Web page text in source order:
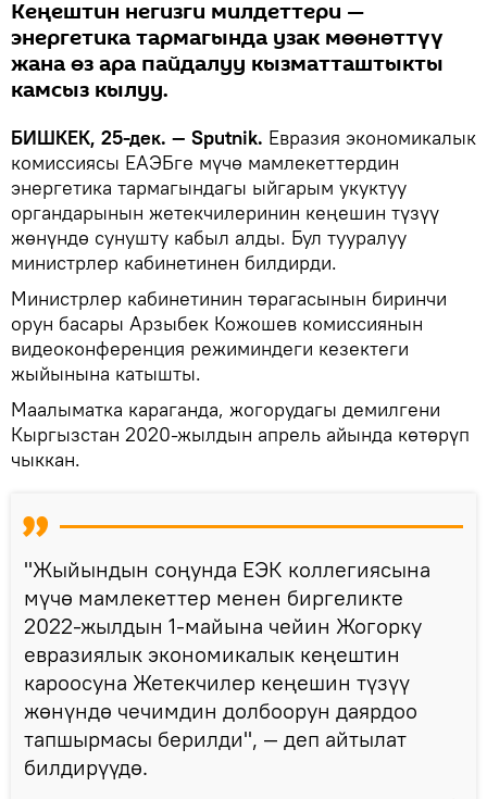
Кеңештин негизги милдеттери —
энергетика тармагында узак мөөнөттүү
жана өз ара пайдалуу кызматташтыкты
камсыз кылуу.
БИШКЕК, 25-дек. — Sputnik. Евразия экономикалык
комиссиясы ЕАЭБге мүчө мамлекеттердин
энергетика тармагындагы ыйгарым укуктуу
органдарынын жетекчилеринин кеңешин түзүү
жөнүндө сунушту кабыл алды. Бул тууралуу
министрлер кабинетинен билдирди.
Министрлер кабинетинин төрагасынын биринчи
орун басары Арзыбек Кожошев комиссиянын
видеоконференция режиминдеги кезектеги
жыйынына катышты.
Маалыматка караганда, жогорудагы демилгени
Кыргызстан 2020-жылдын апрель айында көтөрүп
чыккан.
"Жыйындын соңунда ЕЭК коллегиясына
мүчө мамлекеттер менен биргеликте
2022-жылдын 1-майына чейин Жогорку
евразиялык экономикалык кеңештин
кароосуна Жетекчилер кеңешин түзүү
жөнүндө чечимдин долбоорун даярдоо
тапшырмасы берилди", — деп айтылат
билдирүүдө.